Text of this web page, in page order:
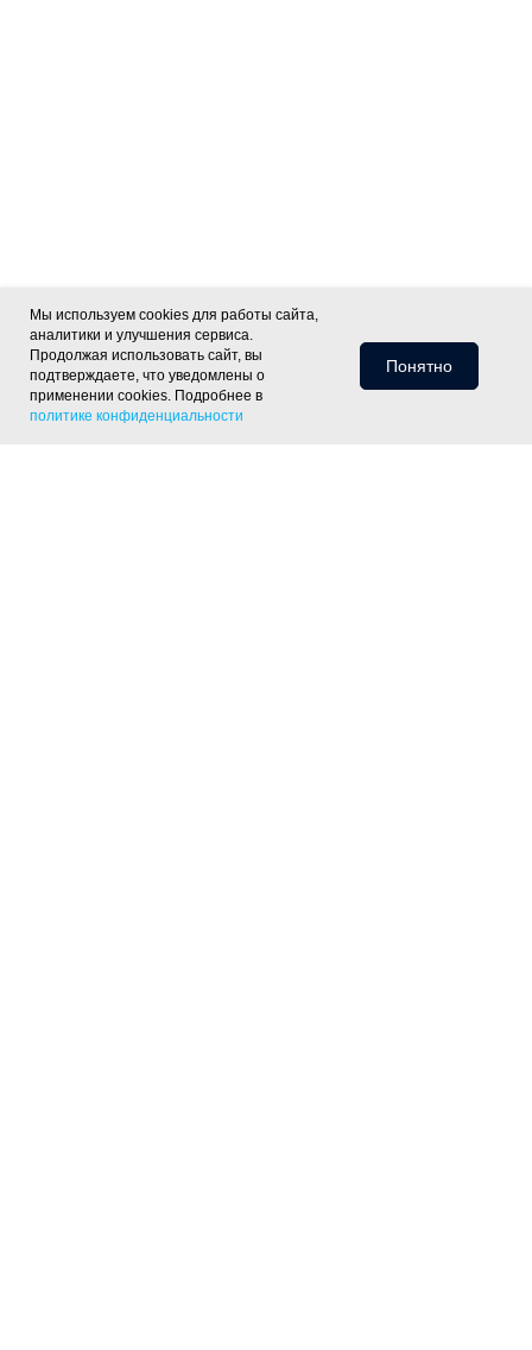
Мы используем cookies для работы сайта,
аналитики и улучшения сервиса.
Продолжая использовать сайт, вы
подтверждаете, что уведомлены о
применении cookies. Подробнее в
политике конфиденциальности
Понятно